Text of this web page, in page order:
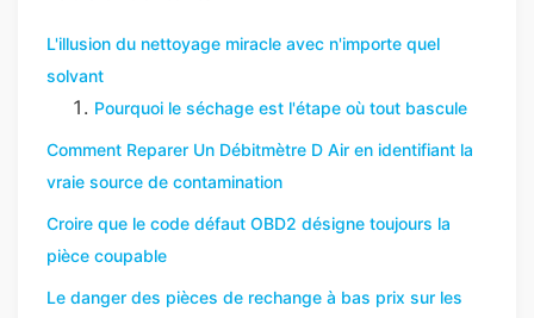
L'illusion du nettoyage miracle avec n'importe quel
solvant
Pourquoi le séchage est l'étape où tout bascule
Comment Reparer Un Débitmètre D Air en identifiant la
vraie source de contamination
Croire que le code défaut OBD2 désigne toujours la
pièce coupable
Le danger des pièces de rechange à bas prix sur les